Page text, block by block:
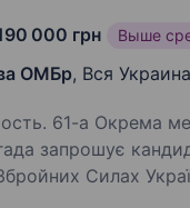
000 грн Выше
ОМБр, Вся Украина
запрошує
Силах